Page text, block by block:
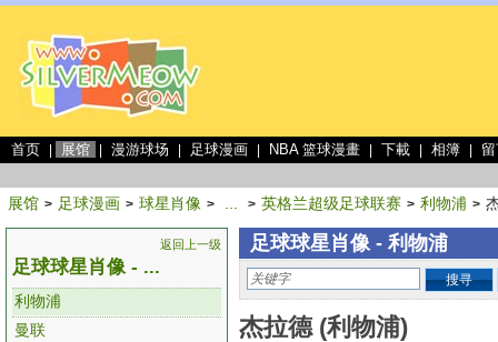
首页 展馆 漫游球场 足球漫画 NBA 篮球漫畫 下載 相簿
展馆 > 足球漫画 > 球星肖像 > > 英格兰超级足球联赛 > 利物浦 >
返回上一级
足球球星肖像 - ...
利物浦
曼联
足球球星肖像 - 利物浦
搜寻
杰拉德 (利物浦)